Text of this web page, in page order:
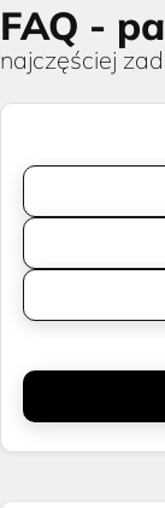
FAQ -
najczęściej